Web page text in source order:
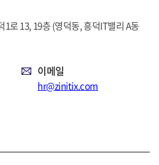
지
리, 지원자 경력 및 자격 검증 등
집 및 이용에 관한 동의를 거부하실 권리가
수집 및 이용에 관한 동의를 거부하시는
1로 13, 19층 (영덕동, 흥덕IT밸리 A동
이메일
hr@zinitix.com